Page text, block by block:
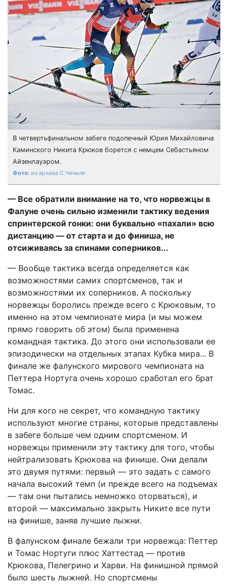
В четвертьфинальном забеге подопечный Юрия Михайловича
Каминского Никита Крюков борется с немцем Себастьяном
Айзенлауэром.
из архива С.Чечиля
— Все обратили внимание на то, что норвежцы в
Фалуне очень сильно изменили тактику ведения
спринтерской гонки: они буквально «пахали» всю
дистанцию — от старта и до финиша, не
отсиживаясь за спинами соперников...
— Вообще тактика всегда определяется как
возможностями самих спортсменов, так и
возможностями их соперников. А поскольку
норвежцы боролись прежде всего с Крюковым, то
именно на этом чемпионате мира (и мы можем
прямо говорить об этом) была применена
командная тактика. До этого они использовали ее
эпизодически на отдельных этапах Кубка мира... В
финале же фалунского мирового чемпионата на
Петтера Нортуга очень хорошо сработал его брат
Томас.
Ни для кого не секрет, что командную тактику
используют многие страны, которые представлены
в забеге больше чем одним спортсменом. И
норвежцы применили эту тактику для того, чтобы
нейтрализовать Крюкова на финише. Они делали
это двумя путями: первый — это задать с самого
начала высокий темп (и прежде всего на подъемах
— там они пытались немножко оторваться), и
второй — максимально закрыть Никите все пути
на финише, заняв лучшие лыжни.
В фалунском финале бежали три норвежца: Петтер
и Томас Нортуги плюс Хаттестад — против
Крюкова, Пелегрино и Харви. На финишной прямой
было шесть лыжней. Но спортсмены